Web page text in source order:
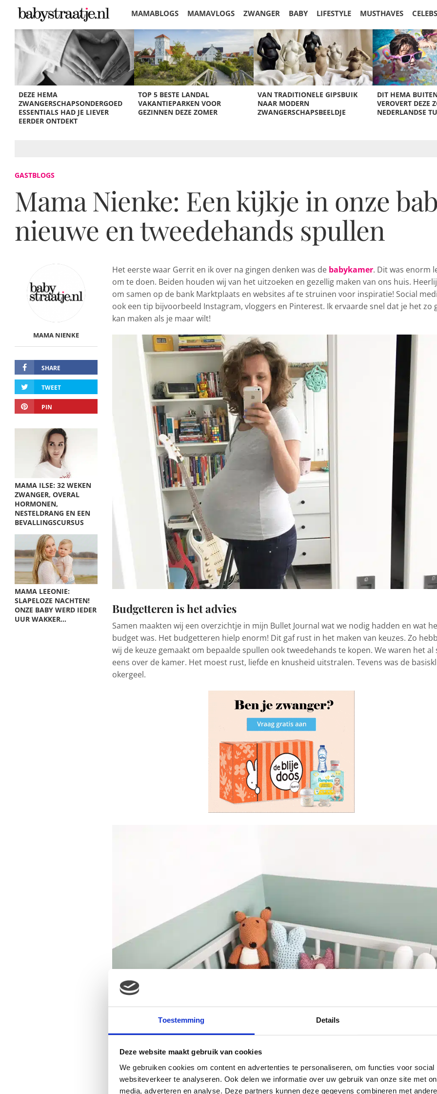
Toestemming Details
Deze website maakt gebruik van cookies
We gebruiken cookies om content en advertenties te personaliseren, om functies voor
websiteverkeer te analyseren. Ook delen we informatie over uw gebruik van onze site met
media, adverteren en analyse. Deze partners kunnen deze gegevens combineren met
MAMABLOGS MAMAVLOGS ZWANGER BABY LIFESTYLE MUSTHAVES CELEBS
KORTINGEN
DEZE HEMA
ZWANGERSCHAPSONDERGOED
ESSENTIALS HAD JE LIEVER
EERDER ONTDEKT
TOP 5 BESTE LANDAL
VAKANTIEPARKEN VOOR
GEZINNEN DEZE ZOMER
VAN TRADITIONELE GIPSBUIK
NAAR MODERN
ZWANGERSCHAPSBEELDJE
DIT HEMA
VEROVERT DEZE
NEDERLANDSE
GASTBLOGS
Mama Nienke: Een kijkje in onze
nieuwe en tweedehands spullen
MAMA NIENKE
SHARE
TWEET
PIN
MAMA ILSE: 32 WEKEN
ZWANGER, OVERAL
HORMONEN,
NESTELDRANG EN EEN
BEVALLINGSCURSUS
MAMA LEEONIE:
SLAPELOZE NACHTEN!
ONZE BABY WERD IEDER
UUR WAKKER…
Het eerste waar Gerrit en ik over na gingen denken was de babykamer. Dit was enorm
om te doen. Beiden houden wij van het uitzoeken en gezellig maken van ons huis.
om samen op de bank Marktplaats en websites af te struinen voor inspiratie! Social
ook een tip bijvoorbeeld Instagram, vloggers en Pinterest. Ik ervaarde snel dat je het zo
kan maken als je maar wilt!
Budgetteren is het advies
Samen maakten wij een overzichtje in mijn Bullet Journal wat we nodig hadden en wat
budget was. Het budgetteren hielp enorm! Dit gaf rust in het maken van keuzes. Zo
wij de keuze gemaakt om bepaalde spullen ook tweedehands te kopen. We waren het al
eens over de kamer. Het moest rust, liefde en knusheid uitstralen. Tevens was de
okergeel.